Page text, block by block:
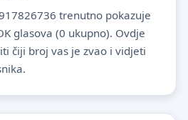
trenutno pokazuje
glasova (0 ukupno). Ovdje
čiji broj vas je zvao i vidjeti